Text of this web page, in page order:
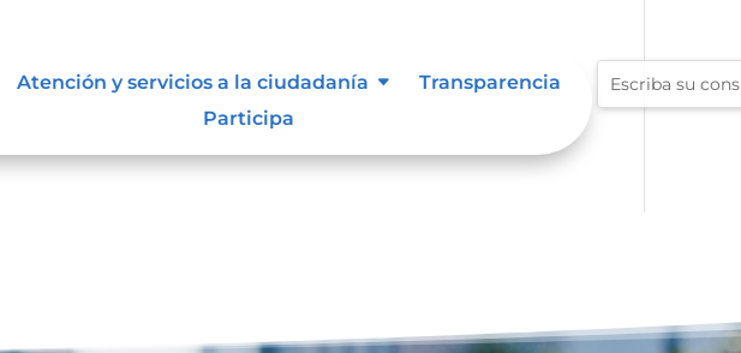
Atención y servicios a la ciudadanía
Transparencia
Participa